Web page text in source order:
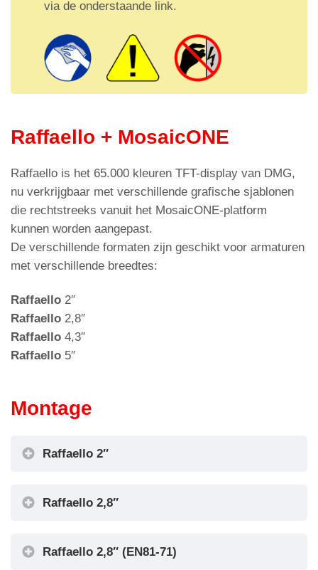
via de onderstaande link.
Raffaello + MosaicONE
Raffaello is het 65.000 kleuren TFT-display van DMG,
nu verkrijgbaar met verschillende grafische sjablonen
die rechtstreeks vanuit het MosaicONE-platform
kunnen worden aangepast.
De verschillende formaten zijn geschikt voor armaturen
met verschillende breedtes:
Raffaello 2″
Raffaello 2,8″
Raffaello 4,3″
Raffaello 5″
Montage
Raffaello 2″
Raffaello 2,8″
Raffaello 2,8″ (EN81-71)